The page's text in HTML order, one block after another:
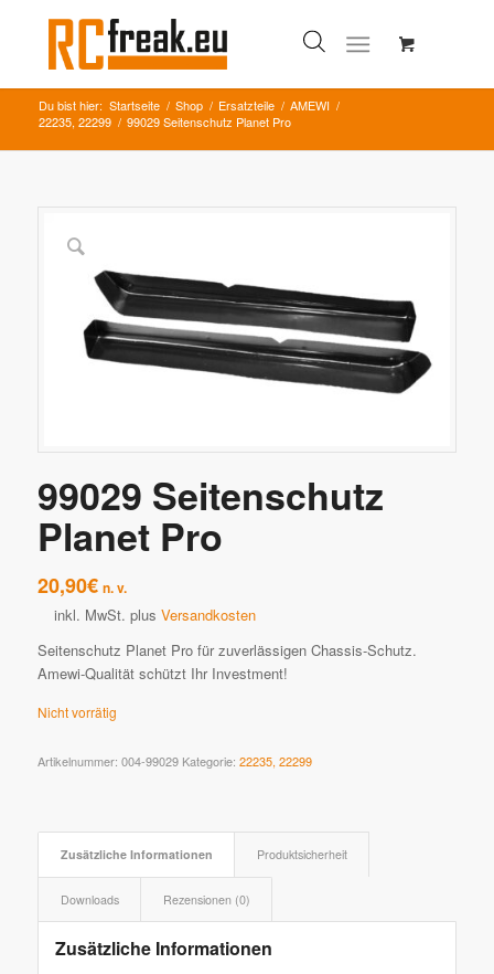
Du bist hier: Startseite / Shop / Ersatzteile / AMEWI /
22235, 22299 / 99029 Seitenschutz Planet Pro
99029 Seitenschutz
Planet Pro
20,90€ n. v.
inkl. MwSt. plus Versandkosten
Seitenschutz Planet Pro für zuverlässigen Chassis-Schutz.
Amewi-Qualität schützt Ihr Investment!
Nicht vorrätig
Artikelnummer: 004-99029 Kategorie: 22235, 22299
Zusätzliche Informationen Produktsicherheit
Downloads Rezensionen (0)
Zusätzliche Informationen